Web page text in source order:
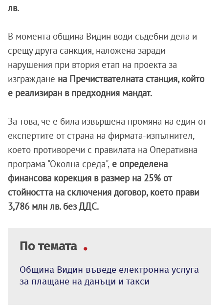
лв.
В момента община Видин води съдебни дела и
срещу друга санкция, наложена заради
нарушения при втория етап на проекта за
изграждане на Пречиствателната станция, който
е реализиран в предходния мандат.
За това, че е била извършена промяна на един от
експертите от страна на фирмата-изпълнител,
което противоречи с правилата на Оперативна
програма "Околна среда", е определена
финансова корекция в размер на 25% от
стойността на сключения договор, което прави
3,786 млн лв. без ДДС.
По темата
Община Видин въведе електронна услуга
за плащане на данъци и такси